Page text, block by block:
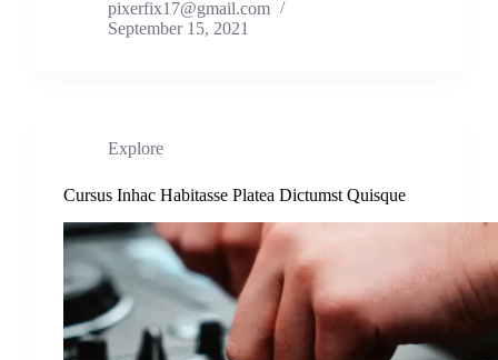
pixerfix17@gmail.com
September 15, 2021
Explore
Cursus Inhac Habitasse Platea Dictumst Quisque